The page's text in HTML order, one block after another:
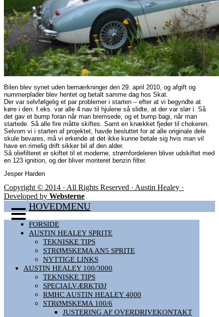
Bilen blev synet uden bemærkninger den 29. april 2010, og afgift og
nummerplader blev hentet og betalt samme dag hos Skat.
Der var selvfølgelig et par problemer i starten – efter at vi begyndte at
køre i den: f .eks. var alle 4 nav til hjulene så slidte, at der var slør i. Så
det gav et bump foran når man bremsede, og et bump bagi, når man
startede. Så alle fire måtte skiftes. Samt en knækket fjeder til chokeren.
Selvom vi i starten af projektet, havde besluttet for at alle originale dele
skule bevares, må vi erkende at det ikke kunne betale sig hvis man vil
have en rimelig drift sikker bil af den alder.
Så oliefilteret er skiftet til et moderne, strømfordeleren bliver udskiftet med
en 123 ignition, og der bliver monteret benzin filter.
Jesper Harden
Copyright © 2014 · All Rights Reserved · Austin Healey ·
Developed by Websterne
HOVEDMENU
FORSIDE
AUSTIN HEALEY SPRITE
TEKNISKE TIPS
STRØMSKEMA AN5 SPRITE
NYTTIGE LINKS
AUSTIN HEALEY 100/3000
TEKNISKE TIPS
SPECIALVÆRKTØJ
RMHC AUSTIN HEALEY 4000
STRØMSKEMA 100/6
JUSTERING AF OVERDRIVEKONTAKT